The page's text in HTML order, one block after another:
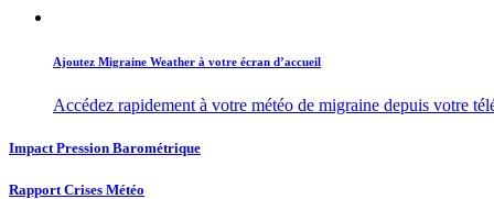
Ajoutez Migraine Weather à votre écran d’accueil
Accédez rapidement à votre météo de migraine depuis votre
Impact Pression Barométrique
Rapport Crises Météo